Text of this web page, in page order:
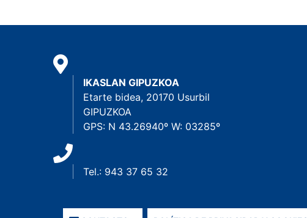
IKASLAN GIPUZKOA
Etarte bidea, 20170 Usurbil
GIPUZKOA
GPS: N 43.26940º W: 03285º
Tel.: 943 37 65 32